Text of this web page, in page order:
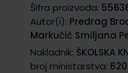
Šifra proizvoda:
Autor(i): Predrag
Markučič Smiljana
Nakladnik: ŠKOLSKA
broj ministarstva: